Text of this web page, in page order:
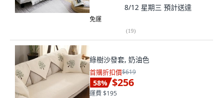
8/12 星期三 預計送達
免運
(19)
綠樹沙發套, 奶油色
首購折扣價$619
58% $256
運費 $195